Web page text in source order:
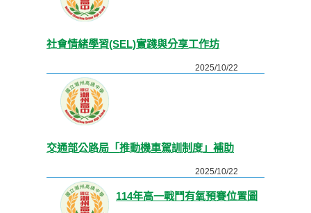
社會情緒學習(SEL)實踐與分享工作坊
2025/10/22
交通部公路局「推動機車駕訓制度」補助
2025/10/22
114年高一戰鬥有氧預賽位置圖